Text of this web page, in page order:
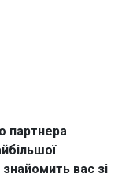
партнера
вас зі